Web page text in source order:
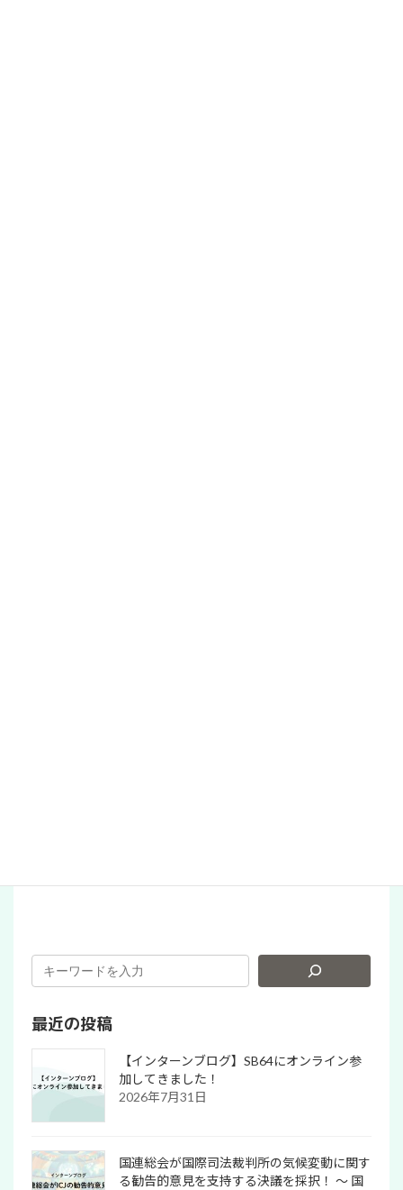
最近の投稿
【インターンブログ】SB64にオンライン参
加してきました！
2026年7月31日
国連総会が国際司法裁判所の気候変動に関す
る勧告的意見を支持する決議を採択！ 〜 国